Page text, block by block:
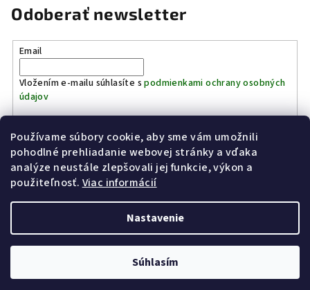
Používame súbory cookie, aby sme vám umožnili
pohodlné prehliadanie webovej stránky a vďaka
analýze neustále zlepšovali jej funkcie, výkon a
použiteľnosť. Viac informácií
Nastavenie
Súhlasím
Odoberať newsletter
Email
Vložením e-mailu súhlasíte spodmienkami ochrany osobných
údajov
Prihlásiť sa
Kinostrelnica Páleník
Vytvoril Shoptet